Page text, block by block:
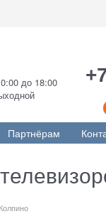
до 18:00
Партнёрам